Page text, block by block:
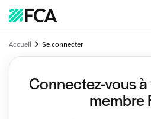
Accueil Se connecter
Connectez-vous
membre